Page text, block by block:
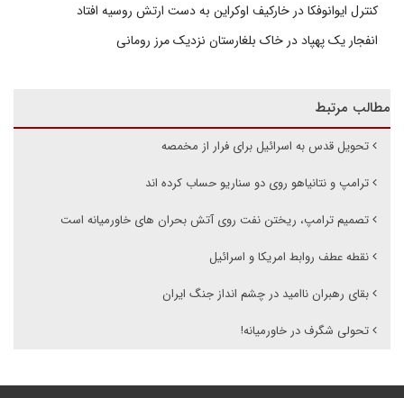
کنترل ایوانوفکا در خارکیف اوکراین به دست ارتش روسیه افتاد
انفجار یک پهپاد در خاک بلغارستان نزدیک مرز رومانی
مطالب مرتبط
تحویل قدس به اسرائیل برای فرار از مخمصه
ترامپ و نتانیاهو روی دو سناریو حساب کرده اند
تصمیم ترامپ، ریختن نفت روی آتش بحران های خاورمیانه است
نقطه عطف روابط امریکا و اسرائیل
بقای رهبران ناامید در چشم انداز جنگ ایران
تحولی شگرف در خاورمیانه!